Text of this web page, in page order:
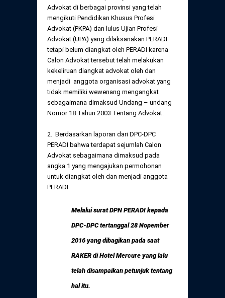
Perubahan Peraturan Perpindahan Domisili
Anggota
Daftar Perkara Dewan Kehormatan Pusat
Daftar Perkara Dewan Kehormatan Daerah
Advokat di berbagai provinsi yang telah
mengikuti Pendidikan Khusus Profesi
Advokat (PKPA) dan lulus Ujian Profesi
Advokat (UPA) yang dilaksanakan PERADI
tetapi belum diangkat oleh PERADI karena
Calon Advokat tersebut telah melakukan
kekeliruan diangkat advokat oleh dan
menjadi anggota organisasi advokat yang
tidak memiliki wewenang mengangkat
sebagaimana dimaksud Undang – undang
Nomor 18 Tahun 2003 Tentang Advokat.
2. Berdasarkan laporan dari DPC-DPC
PERADI bahwa terdapat sejumlah Calon
Advokat sebagaimana dimaksud pada
angka 1 yang mengajukan permohonan
untuk diangkat oleh dan menjadi anggota
PERADI.
Melalui surat DPN PERADI kepada
DPC-DPC tertanggal 28 Nopember
2016 yang dibagikan pada saat
RAKER di Hotel Mercure yang lalu
telah disampaikan petunjuk tentang
hal itu.